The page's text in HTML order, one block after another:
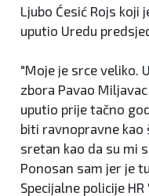
Ljubo Ćesić Rojs koji
uputio Uredu
"Moje je srce veliko.
zbora Pavao
uputio prije tačno
biti ravnopravne kao
sretan kao da su mi
Ponosan sam jer je
Specijalne policije